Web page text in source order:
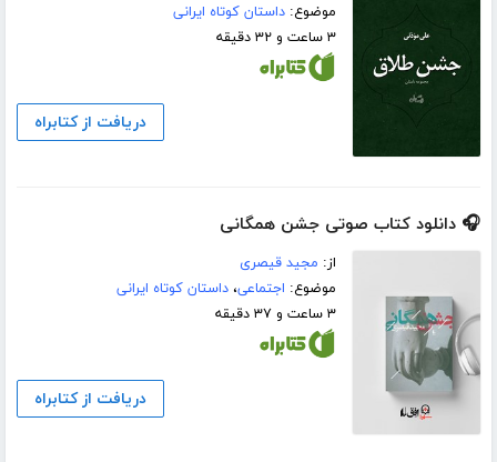
موضوع:داستان کوتاه ایرانی
۳ ساعت و ۳۲ دقیقه
دریافت از کتابراه
🎧 دانلود کتاب صوتی جشن همگانی
از: مجید قیصری
موضوع: اجتماعی،داستان کوتاه ایرانی
۳ ساعت و ۳۷ دقیقه
دریافت از کتابراه